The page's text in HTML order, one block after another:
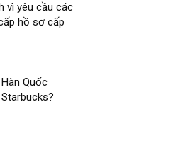
vì yêu cầu các
hồ sơ cấp
Quốc